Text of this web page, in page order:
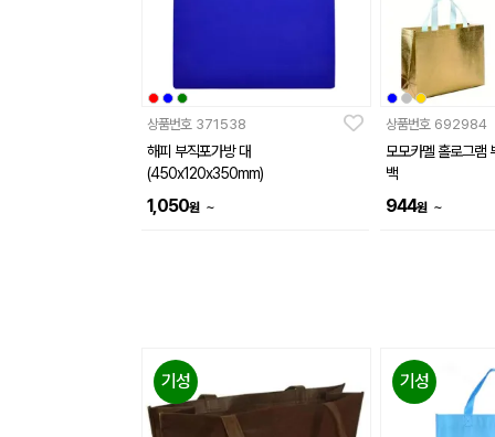
상품번호 371538
해피 부직포가방 대
(450x120x350mm)
1,050원 ~
상품번호 692984
모모카멜 홀로그램
백
944원 ~
기성 기성